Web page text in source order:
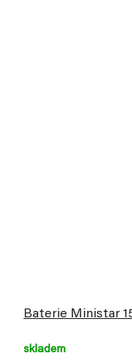
Baterie Ministar
skladem